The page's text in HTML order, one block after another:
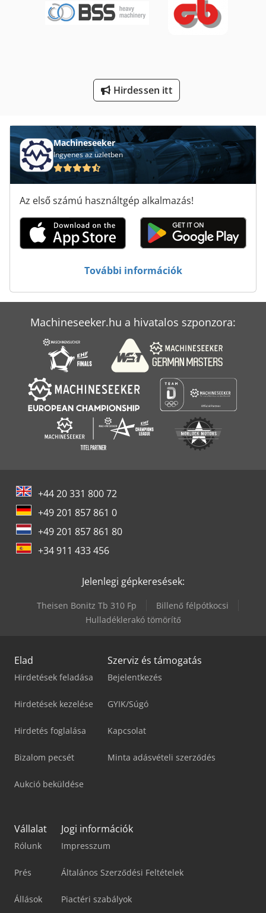
Hirdessen itt
Sarok És Varrattisztító Marógép
Machineseeker
Ingyenes az üzletben
Az első számú használtgép alkalmazás!
További információk
Machineseeker.hu a hivatalos szponzora:
+44 20 331 800 72
+49 201 857 861 0
+49 201 857 861 80
+34 911 433 456
Jelenlegi gépkeresések:
Theisen Bonitz Tb 310 Fp
Billenő félpótkocsi
Hulladéklerakó tömörítő
Elad
Hirdetések feladása
Hirdetések kezelése
Hirdetés foglalása
Bizalom pecsét
Aukció beküldése
Szerviz és támogatás
Bejelentkezés
GYIK/Súgó
Kapcsolat
Minta adásvételi szerződés
Vállalat
Rólunk
Prés
Állások
Jogi információk
Impresszum
Általános Szerződési Feltételek
Piactéri szabályok